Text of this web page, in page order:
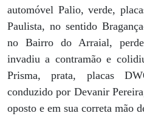
automóvel Palio, verde,
Paulista, no sentido
no Bairro do Arraial,
invadiu a contramão e
Prisma, prata, placas
conduzido por Devanir
oposto e em sua correta mão